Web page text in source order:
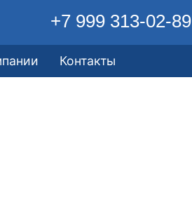
+7 999 313-02-89
Контакты